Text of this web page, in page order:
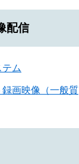
配信
ム
画映像（一般質